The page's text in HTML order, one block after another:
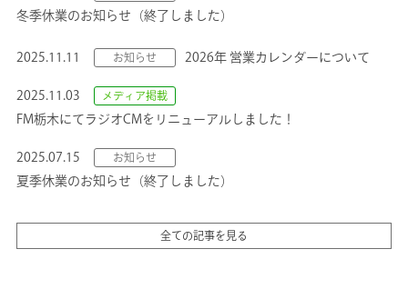
冬季休業のお知らせ（終了しました）
2025.11.11 お知らせ 2026年 営業カレンダーについて
2025.11.03 メディア掲載
FM栃木にてラジオCMをリニューアルしました！
2025.07.15 お知らせ
夏季休業のお知らせ（終了しました）
全ての記事を見る